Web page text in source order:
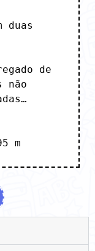
duas
de
não
m